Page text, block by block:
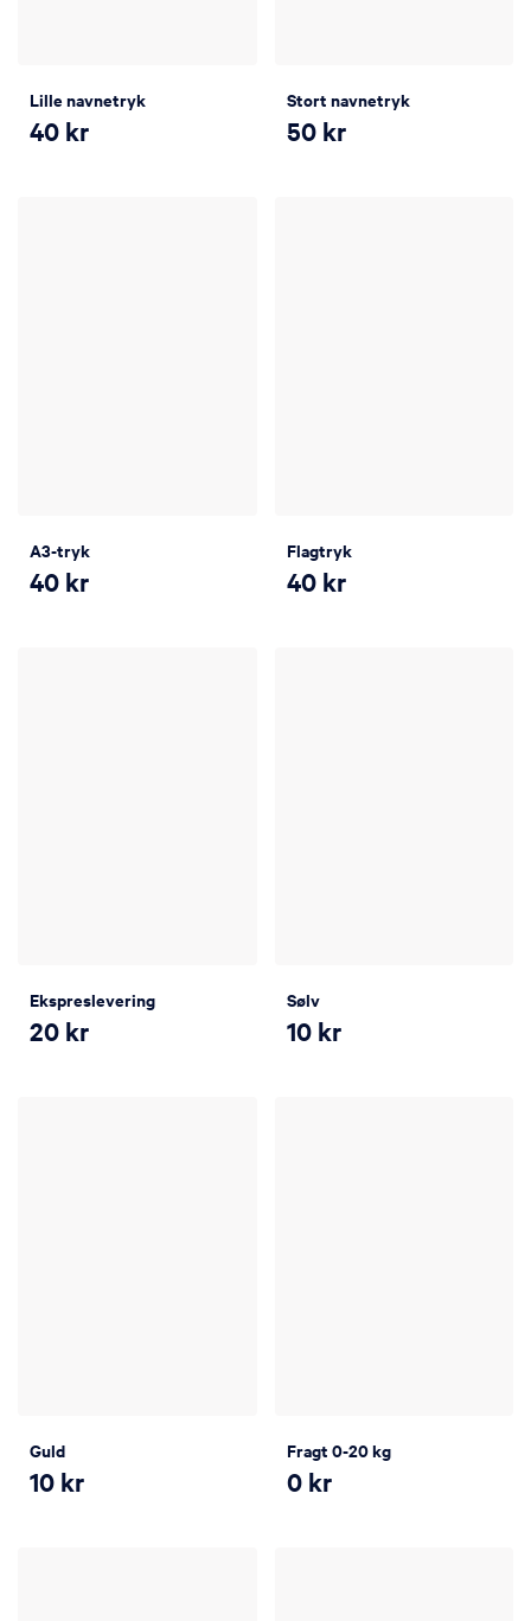
Lille navnetryk
40 kr
Stort navnetryk
50 kr
A3-tryk
40 kr
Flagtryk
40 kr
Ekspreslevering
20 kr
Sølv
10 kr
Guld
10 kr
Fragt 0-20 kg
0 kr